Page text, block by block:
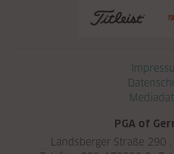
PGA of
Landsberger Straße 290